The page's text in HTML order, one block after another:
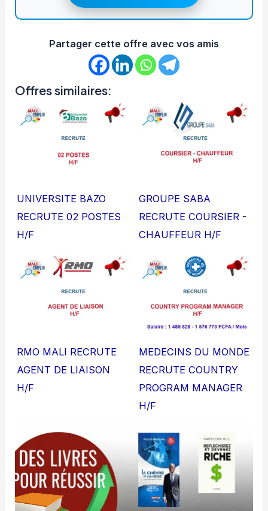
Partager cette offre avec vos amis
Offres similaires:
UNIVERSITE BAZO
RECRUTE 02 POSTES
H/F
GROUPE SABA
RECRUTE COURSIER -
CHAUFFEUR H/F
RMO MALI RECRUTE
AGENT DE LIAISON
H/F
MEDECINS DU MONDE
RECRUTE COUNTRY
PROGRAM MANAGER
H/F